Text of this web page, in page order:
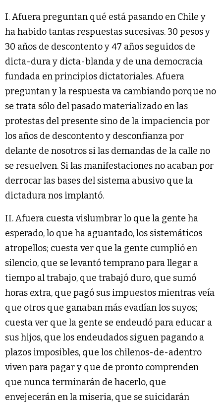
I. Afuera preguntan qué está pasando en Chile y
ha habido tantas respuestas sucesivas. 30 pesos y
30 años de descontento y 47 años seguidos de
dicta-dura y dicta-blanda y de una democracia
fundada en principios dictatoriales. Afuera
preguntan y la respuesta va cambiando porque no
se trata sólo del pasado materializado en las
protestas del presente sino de la impaciencia por
los años de descontento y desconfianza por
delante de nosotros si las demandas de la calle no
se resuelven. Si las manifestaciones no acaban por
derrocar las bases del sistema abusivo que la
dictadura nos implantó.
II. Afuera cuesta vislumbrar lo que la gente ha
esperado, lo que ha aguantado, los sistemáticos
atropellos; cuesta ver que la gente cumplió en
silencio, que se levantó temprano para llegar a
tiempo al trabajo, que trabajó duro, que sumó
horas extra, que pagó sus impuestos mientras veía
que otros que ganaban más evadían los suyos;
cuesta ver que la gente se endeudó para educar a
sus hijos, que los endeudados siguen pagando a
plazos imposibles, que los chilenos-de-adentro
viven para pagar y que de pronto comprenden
que nunca terminarán de hacerlo, que
envejecerán en la miseria, que se suicidarán